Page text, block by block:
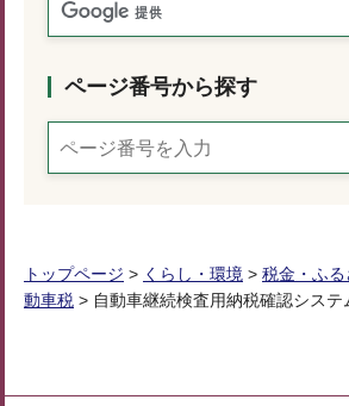
ページ番号から探す
トップページ > くらし・環境 > 税金・ふ
動車税 > 自動車継続検査用納税確認システ